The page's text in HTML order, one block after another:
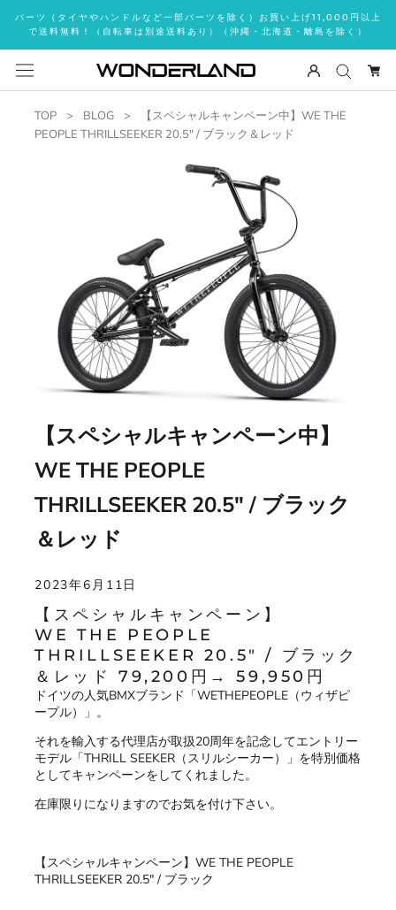
ッ
し
パーツ（タイヤやハンドルなど一部パーツを除く）お買い上げ11,000円以上
で送料無料！（自転車は別途送料あり）（沖縄・北海道・離島を除く）
TOP BLOG
【スペシャルキャンペーン中】WE THE
PEOPLE THRILLSEEKER 20.5" / ブラック＆レッド
【スペシャルキャンペーン中】
WE THE PEOPLE
THRILLSEEKER 20.5" / ブラック
＆レッド
2023年6月11日
【スペシャルキャンペーン】
WE THE PEOPLE
THRILLSEEKER 20.5" / ブラック
＆レッド 79,200円→ 59,950円
ドイツの人気BMXブランド「WETHEPEOPLE（ウィザピ
ープル）」。
それを輸入する代理店が取扱20周年を記念してエントリー
モデル「THRILL SEEKER（スリルシーカー）」を特別価格
としてキャンペーンをしてくれました。
在庫限りになりますのでお気を付け下さい。
【スペシャルキャンペーン】WE THE PEOPLE
THRILLSEEKER 20.5" / ブラック